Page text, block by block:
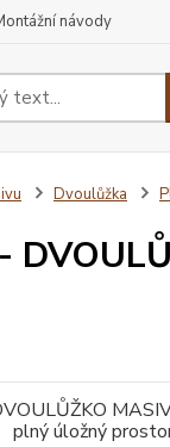
návody
Dvoulůžka